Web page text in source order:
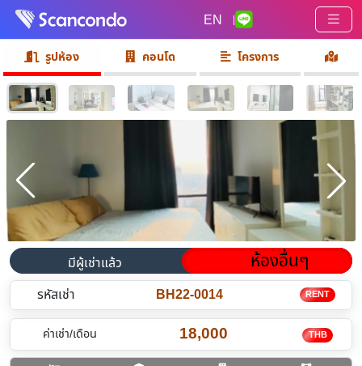
EN |
รูปห้อง คอนโด โครงการ
มีผู้เช่าแล้ว ห้องอื่นๆ
รหัสเช่า BH22-0014 RENT
ค่าเช่า/เดือน 18,000 THB